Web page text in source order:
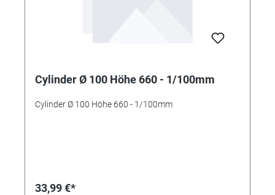
Cylinder Ø 100 Höhe 660 - 1/100mm
Cylinder Ø 100 Höhe 660 - 1/100mm
33,99 €*